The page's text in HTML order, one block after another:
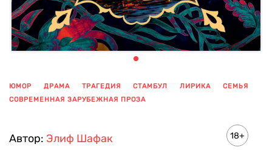
ЮМОР ДРАМА ТРАГЕДИЯ СТАМБУЛ ЛИРИКА
СЕМЬЯ
СОВРЕМЕННАЯ ЗАРУБЕЖНАЯ ПРОЗА
Автор: Элиф Шафак
18+